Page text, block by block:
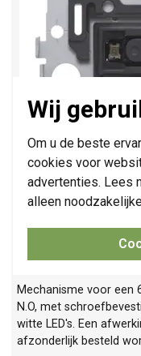
Wij
Om u de beste
cookies voor
advertenties. Lees
alleen
Mechanisme voor een
N.O, met
witte LED's. Een
afzonderlijk besteld